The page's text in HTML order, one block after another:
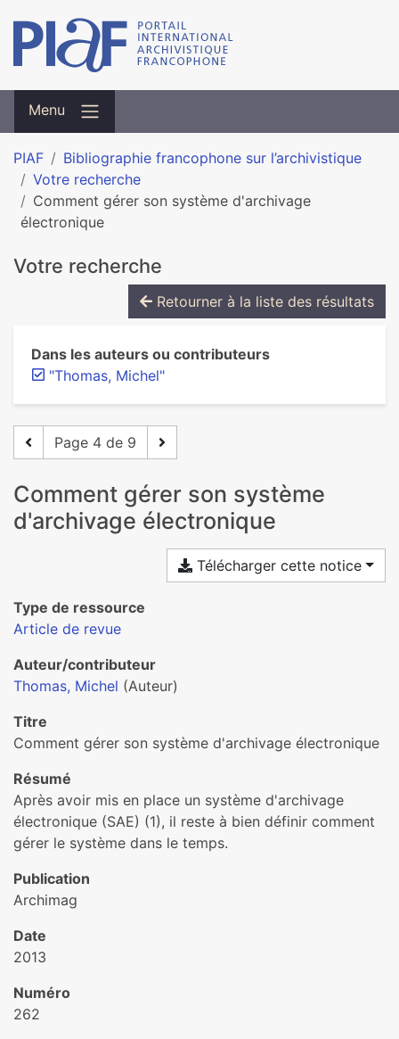
Menu
PIAF
Bibliographie francophone sur l’archivistique
Votre recherche
Comment gérer son système d'archivage
électronique
Votre recherche
Retourner à la liste des résultats
Dans les auteurs ou contributeurs
"Thomas, Michel"
Page 4 de 9
Comment gérer son système
d'archivage électronique
Télécharger cette notice
Type de ressource
Article de revue
Auteur/contributeur
Thomas, Michel (Auteur)
Titre
Comment gérer son système d'archivage électronique
Résumé
Après avoir mis en place un système d'archivage
électronique (SAE) (1), il reste à bien définir comment
gérer le système dans le temps.
Publication
Archimag
Date
2013
Numéro
262